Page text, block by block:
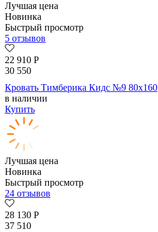
Лучшая цена
Новинка
Быстрый просмотр
5 отзывов
22 910 Р
30 550
Кровать Тимберика Кидс №9 80х160
в наличии
Купить
Лучшая цена
Новинка
Быстрый просмотр
24 отзывов
28 130 Р
37 510